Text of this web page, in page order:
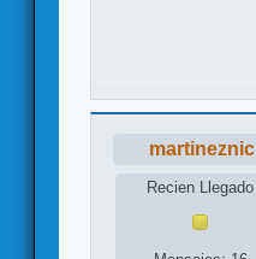
martineznic
Recien Llegado